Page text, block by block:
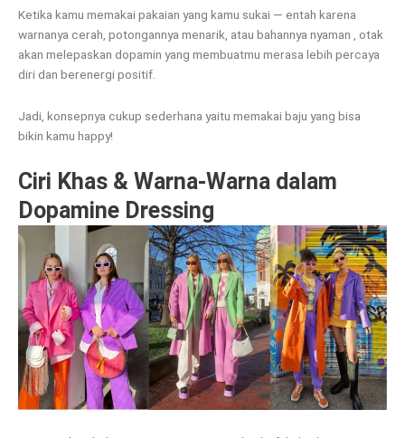
Ketika kamu memakai pakaian yang kamu sukai — entah karena
warnanya cerah, potongannya menarik, atau bahannya nyaman , otak
akan melepaskan dopamin yang membuatmu merasa lebih percaya
diri dan berenergi positif.
Jadi, konsepnya cukup sederhana yaitu memakai baju yang bisa
bikin kamu happy!
Ciri Khas & Warna-Warna dalam
Dopamine Dressing